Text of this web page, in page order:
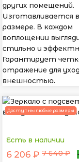
других помещений.
Изготавливается
размере. В каждом
воплощении
стильно и
Гарантирует
отражение для
внешностью.
Доступны любые размеры
Есть в наличии
6 206 ₽ 7 640 ₽